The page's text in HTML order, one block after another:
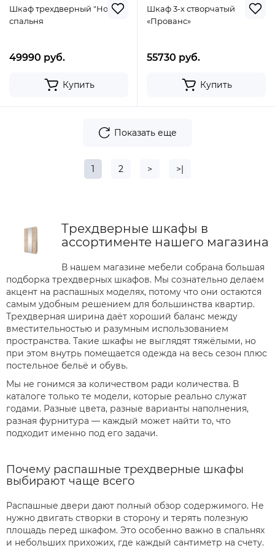
Шкаф трехдверный "Нора"
спальня
49990 руб.
Купить
Шкаф 3-х створчатый
«Прованс»
55730 руб.
Купить
Показать еще
1 2 > >|
Трехдверные шкафы в
ассортименте нашего магазина
В нашем магазине мебели собрана большая
подборка трехдверных шкафов. Мы сознательно делаем
акцент на распашных моделях, потому что они остаются
самым удобным решением для большинства квартир.
Трехдверная ширина даёт хороший баланс между
вместительностью и разумным использованием
пространства. Такие шкафы не выглядят тяжёлыми, но
при этом внутрь помещается одежда на весь сезон плюс
постельное бельё и обувь.
Мы не гонимся за количеством ради количества. В
каталоге только те модели, которые реально служат
годами. Разные цвета, разные варианты наполнения,
разная фурнитура — каждый может найти то, что
подходит именно под его задачи.
Почему распашные трехдверные шкафы
выбирают чаще всего
Распашные двери дают полный обзор содержимого. Не
нужно двигать створки в сторону и терять полезную
площадь перед шкафом. Это особенно важно в спальнях
и небольших прихожих, где каждый сантиметр на счету.